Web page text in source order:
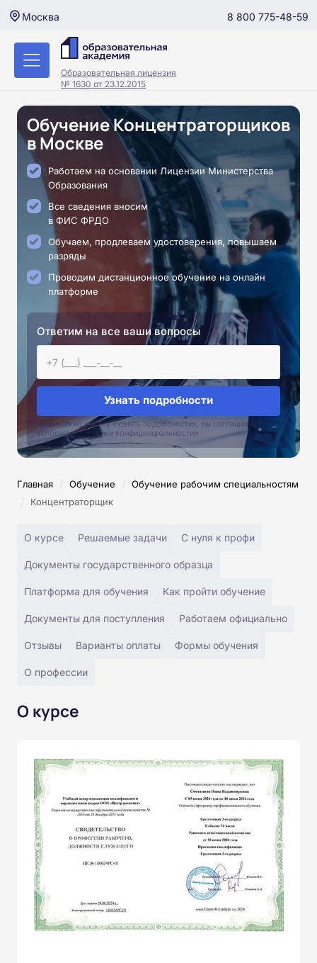
Москва 8 800 775-48-59
Образовательная лицензия
№ 1630 от 23.12.2015
Обучение Концентраторщиков
в Москве
Работаем на основании Лицензии Министерства
Образования
Все сведения вносим
в ФИС ФРДО
Обучаем, продлеваем удостоверения, повышаем
разряды
Проводим дистанционное обучение на онлайн
платформе
Ответим на все ваши вопросы
Узнать подробности
Нажимая на кнопку «Узнать подробности», вы соглашаетесь с
условиями политики конфиденциальностии
Главная / Обучение / Обучение рабочим специальностям
/ Концентраторщик
О курсе Решаемые задачи С нуля к профи
Документы государственного образца
Платформа для обучения Как пройти обучение
Документы для поступления Работаем официально
Отзывы Варианты оплаты Формы обучения
О профессии
О курсе